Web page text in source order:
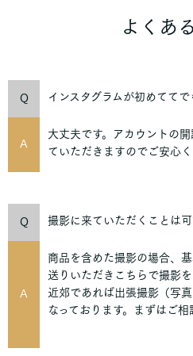
よくあ
Q インスタグラムが初めてて
A
大丈夫です。アカウントの
ていただきますのでご安心く
Q 撮影に来ていただくことは
A
商品を含めた撮影の場合、
送りいただきこちらで撮影
近郊であれば出張撮影（写
なっております。まずはご相